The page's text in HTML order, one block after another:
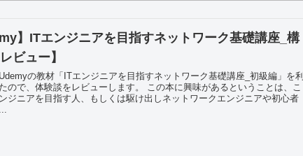
】ITエンジニアを目指すネットワーク基礎講座_構
ビュー】
の教材「ITエンジニアを目指すネットワーク基礎講座_初級編」を利
ので、体験談をレビューします。 この本に興味があるということは、こ
ジニアを目指す人、もしくは駆け出しネットワークエンジニアや初心者